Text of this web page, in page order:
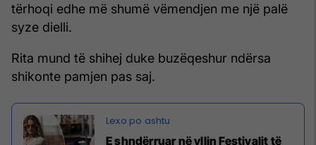
tërhoqi edhe më shumë vëmendjen me një palë
syze dielli.
Rita mund të shihej duke buzëqeshur ndërsa
shikonte pamjen pas saj.
E shndërruar në yllin Festivalit të